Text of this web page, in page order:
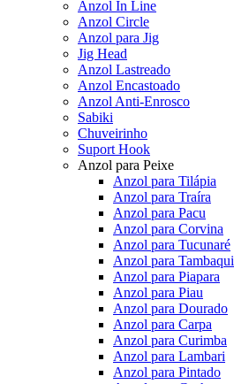
Anzol In Line
Anzol Circle
Anzol para Jig
Jig Head
Anzol Lastreado
Anzol Encastoado
Anzol Anti-Enrosco
Sabiki
Chuveirinho
Suport Hook
Anzol para Peixe
Anzol para Tilápia
Anzol para Traíra
Anzol para Pacu
Anzol para Corvina
Anzol para Tucunaré
Anzol para Tambaqui
Anzol para Piapara
Anzol para Piau
Anzol para Dourado
Anzol para Carpa
Anzol para Curimba
Anzol para Lambari
Anzol para Pintado